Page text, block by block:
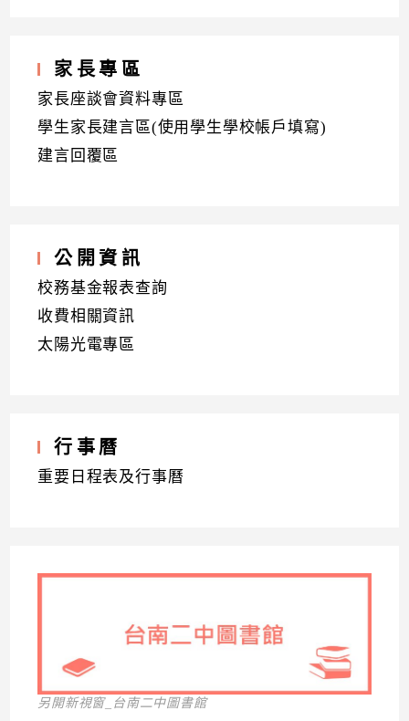
家長專區
家長座談會資料專區
學生家長建言區(使用學生學校帳戶填寫)
建言回覆區
公開資訊
校務基金報表查詢
收費相關資訊
太陽光電專區
行事曆
重要日程表及行事曆
另開新視窗_台南二中圖書館